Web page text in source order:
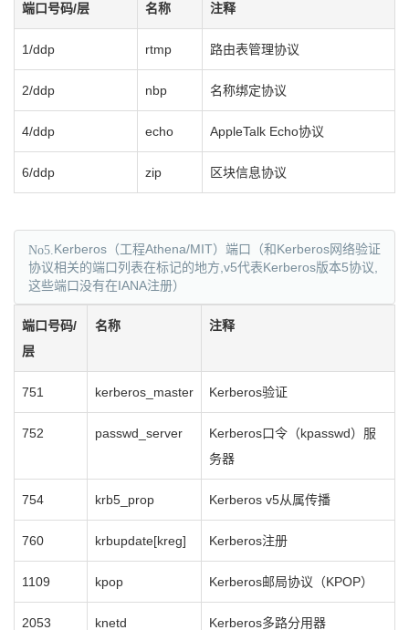
端口号码/层 名称 注释
1/ddp rtmp 路由表管理协议
2/ddp nbp 名称绑定协议
4/ddp echo AppleTalk Echo协议
6/ddp zip 区块信息协议
No5. Kerberos（工程Athena/MIT）端口（和Kerberos网络验证
协议相关的端口列表在标记的地方,v5代表Kerberos版本5协议,
这些端口没有在IANA注册）
端口号码/
层
名称 注释
751 kerberos_master Kerberos验证
752 passwd_server
Kerberos口令（kpasswd）服
务器
754 krb5_prop Kerberos v5从属传播
760 krbupdate[kreg] Kerberos注册
1109 kpop Kerberos邮局协议（KPOP）
2053 knetd Kerberos多路分用器